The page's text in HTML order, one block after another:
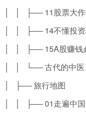
│ │ ├── 11股票大作
│ │ ├── 14不懂投资
│ │ ├── 15A股赚钱
│ │ └── 古代的中医
│ ├── 旅行地图
│ │ ├── 01走遍中国